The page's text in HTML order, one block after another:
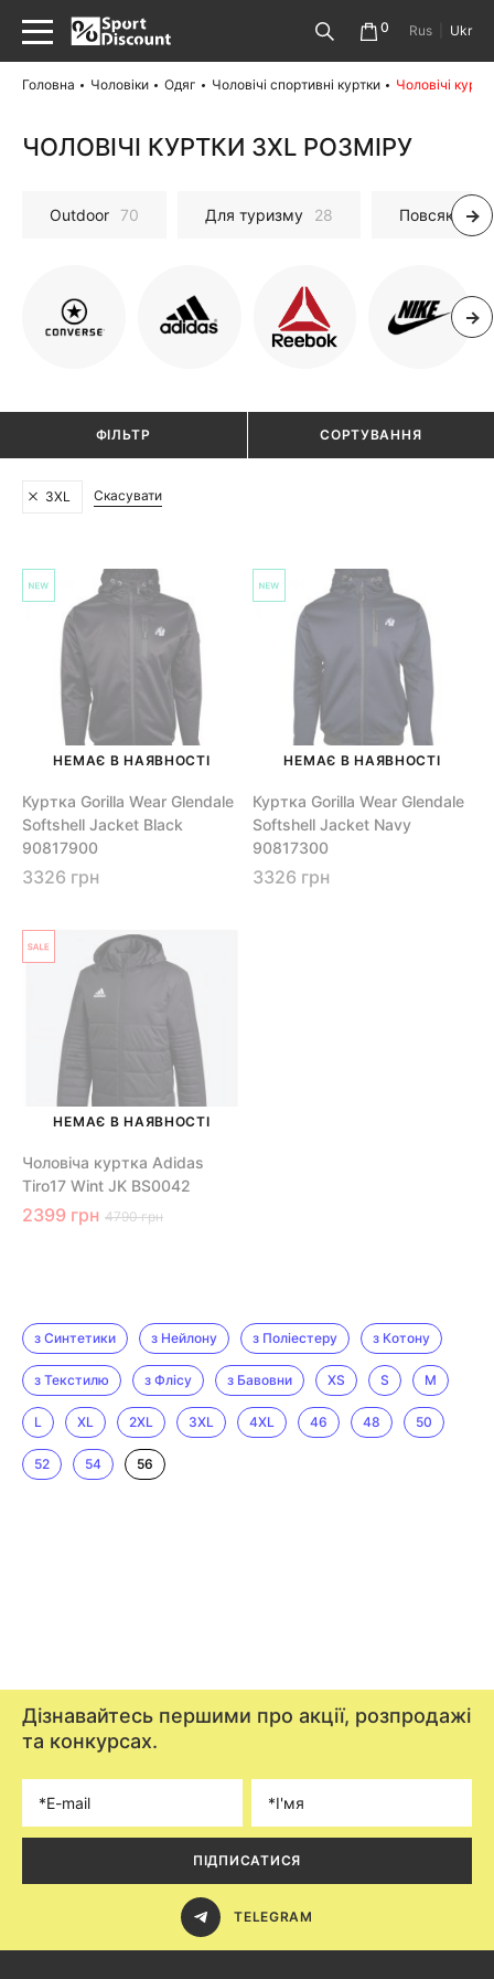
0 Rus Ukr
Головна Чоловіки Одяг Чоловічі спортивні куртки Чоловічі
ЧОЛОВІЧІ КУРТКИ 3XL РОЗМІРУ
Outdoor 70 Для туризму 28 Повсякденні
ФІЛЬТР СОРТУВАННЯ
3XL Скасувати
НЕМАЄ В НАЯВНОСТІ
Куртка Gorilla Wear Glendale
Softshell Jacket Black
90817900
3326 грн
НЕМАЄ В НАЯВНОСТІ
Куртка Gorilla Wear Glendale
Softshell Jacket Navy
90817300
3326 грн
НЕМАЄ В НАЯВНОСТІ
Чоловіча куртка Adidas
Tiro17 Wint JK BS0042
2399 грн 4790 грн
з Синтетики з Нейлону з Поліестеру з Котону
з Текстилю з Флісу з Бавовни XS S M
L XL 2XL 3XL 4XL 46 48 50
52 54 56
Дізнавайтесь першими про акції, розпродажі
та конкурсах.
ПІДПИСАТИСЯ
TELEGRAM